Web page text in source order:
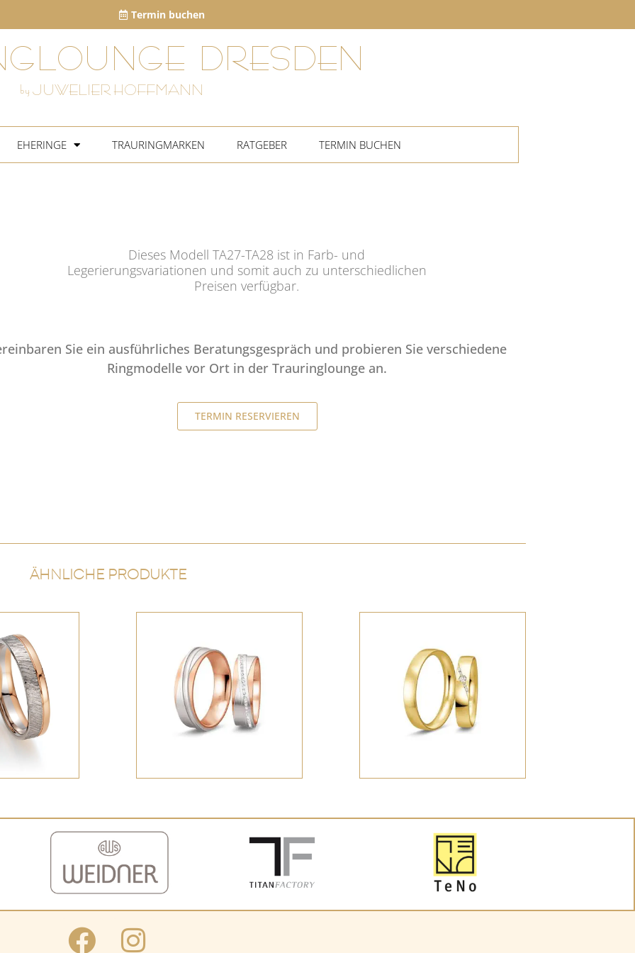
Termin buchen
DRESDEN
by JUWELIER HOFFMANN
EHERINGE TRAURINGMARKEN RATGEBER TERMIN BUCHEN
Dieses Modell TA27-TA28 ist in Farb- und
Legerierungsvariationen und somit auch zu unterschiedlichen
Preisen verfügbar.
Sie ein ausführliches Beratungsgespräch und probieren Sie verschiedene
Ringmodelle vor Ort in der Trauringlounge an.
TERMIN RESERVIEREN
ÄHNLICHE PRODUKTE